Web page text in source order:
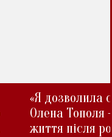
«Я дозволила
Олена Тополя
життя після